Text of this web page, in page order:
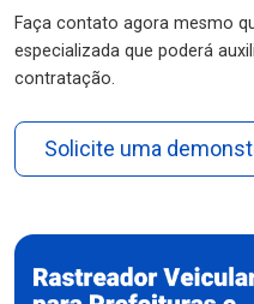
Faça contato agora mesmo
especializada que poderá
contratação.
Solicite uma